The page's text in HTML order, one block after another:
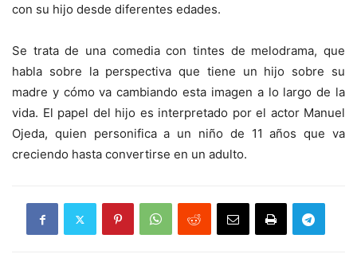
con su hijo desde diferentes edades.
Se trata de una comedia con tintes de melodrama, que
habla sobre la perspectiva que tiene un hijo sobre su
madre y cómo va cambiando esta imagen a lo largo de la
vida. El papel del hijo es interpretado por el actor Manuel
Ojeda, quien personifica a un niño de 11 años que va
creciendo hasta convertirse en un adulto.